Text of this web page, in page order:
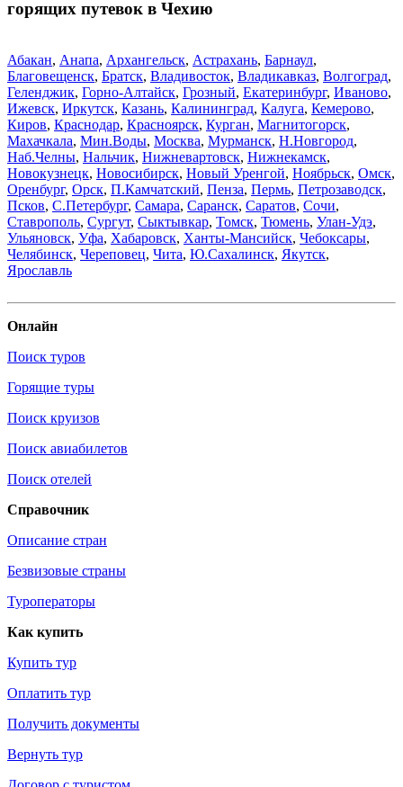
горящих путевок в Чехию
Абакан, Анапа, Архангельск, Астрахань, Барнаул,
Благовещенск, Братск, Владивосток, Владикавказ, Волгоград,
Геленджик, Горно-Алтайск, Грозный, Екатеринбург, Иваново,
Ижевск, Иркутск, Казань, Калининград, Калуга, Кемерово,
Киров, Краснодар, Красноярск, Курган, Магнитогорск,
Махачкала, Мин.Воды, Москва, Мурманск, Н.Новгород,
Наб.Челны, Нальчик, Нижневартовск, Нижнекамск,
Новокузнецк, Новосибирск, Новый Уренгой, Ноябрьск, Омск,
Оренбург, Орск, П.Камчатский, Пенза, Пермь, Петрозаводск,
Псков, С.Петербург, Самара, Саранск, Саратов, Сочи,
Ставрополь, Сургут, Сыктывкар, Томск, Тюмень, Улан-Удэ,
Ульяновск, Уфа, Хабаровск, Ханты-Мансийск, Чебоксары,
Челябинск, Череповец, Чита, Ю.Сахалинск, Якутск,
Ярославль
Онлайн
Поиск туров
Горящие туры
Поиск круизов
Поиск авиабилетов
Поиск отелей
Справочник
Описание стран
Безвизовые страны
Туроператоры
Как купить
Купить тур
Оплатить тур
Получить документы
Вернуть тур